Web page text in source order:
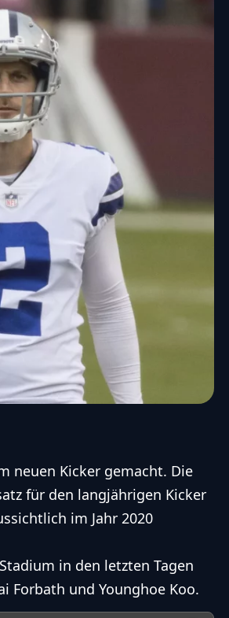
neuen Kicker gemacht. Die
für den langjährigen Kicker
im Jahr 2020
in den letzten Tagen
Forbath und Younghoe Koo.